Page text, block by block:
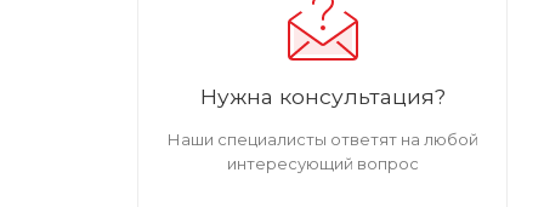
Нужна консультация?
Наши специалисты ответят на любой
интересующий вопрос